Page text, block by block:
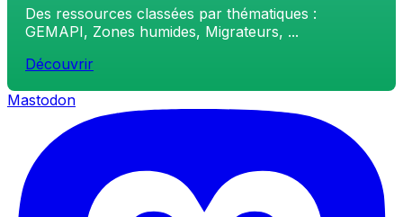
Des ressources classées par thématiques :
GEMAPI, Zones humides, Migrateurs, ...
Découvrir
Mastodon